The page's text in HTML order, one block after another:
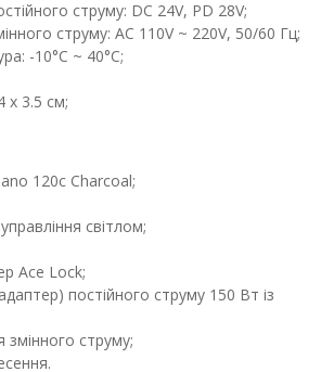
струму: DC 24V, PD 28V;
струму: AC 110V ~ 220V, 50/60 Гц;
-10°C ~ 40°C;
x 3.5 см;
120c Charcoal;
світлом;
Ace Lock;
постійного струму 150 Вт із
струму;